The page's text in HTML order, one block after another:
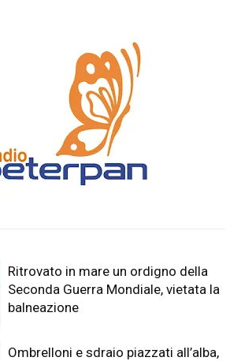
Ritrovato in mare un ordigno della
Seconda Guerra Mondiale, vietata la
balneazione
Ombrelloni e sdraio piazzati all’alba,